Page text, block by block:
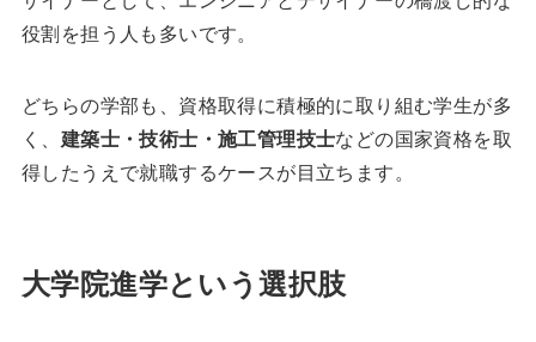
役割を担う人も多いです。
どちらの学部も、資格取得に積極的に取り組む学生が多
く、 建築士・技術士・施工管理技士などの国家資格を取
得したうえで就職するケースが目立ちます。
大学院進学という選択肢